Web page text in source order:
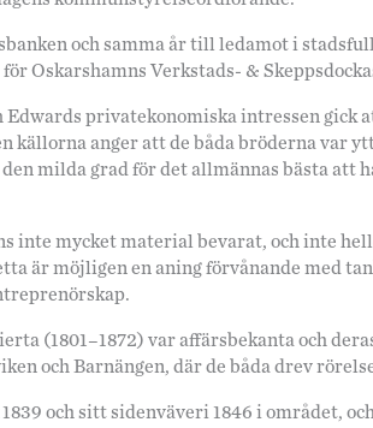
och samma år till ledamot i
Oskarshamns Verkstads- &
privatekonomiska intressen gick
källorna anger att de båda bröderna var
milda grad för det allmännas bästa att
inte mycket material bevarat, och inte
är möjligen en aning förvånande med
(1801–1872) var affärsbekanta och
och Barnängen, där de båda drev
och sitt sidenväveri 1846 i området,